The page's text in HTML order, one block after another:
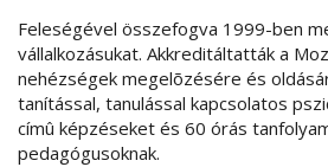
Feleségével összefogva 1999-ben
vállalkozásukat. Akkreditáltatták a
nehézségek megelõzésére és
tanítással, tanulással kapcsolatos
címû képzéseket és 60 órás
pedagógusoknak.